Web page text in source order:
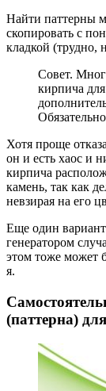
Найти паттерны
скопировать с
кладкой (трудно,
Совет.
кирпича
Хотя проще
он и есть хаос и
кирпича
камень, так как
невзирая на его
Еще один вариант
генератором
этом тоже может
я.
(паттерна)